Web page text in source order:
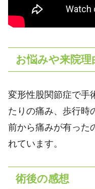
お悩みや来院理
変形性股関節症で手
たりの痛み、歩行時
前から痛みが有った
れています。
術後の感想